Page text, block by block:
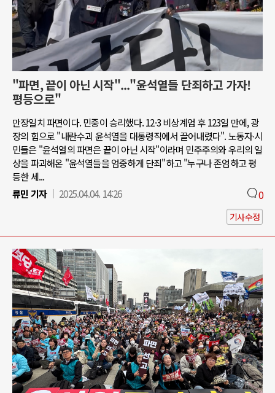
"파면, 끝이 아닌 시작"..."윤석열들 단죄하고 가자!
평등으로"
만장일치 파면이다. 민중이 승리했다. 12·3 비상계엄 후 123일 만에, 광
장의 힘으로 "내란수괴 윤석열을 대통령직에서 끌어내렸다". 노동자∙시
민들은 "윤석열의 파면은 끝이 아닌 시작"이라며 민주주의와 우리의 일
상을 파괴해온 "윤석열들을 엄중하게 단죄"하고 "누구나 존엄하고 평
등한 세...
류민 기자
2025.04.04. 14:26 0
기사수정